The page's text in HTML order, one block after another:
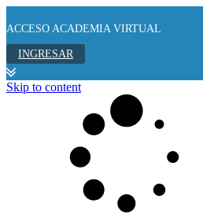
ACCESO ACADEMIA VIRTUAL
INGRESAR
Skip to content